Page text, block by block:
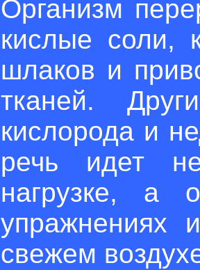
Организм
кислые соли,
шлаков и
тканей.
кислорода и
речь идет
нагрузке, а
упражнениях
свежем